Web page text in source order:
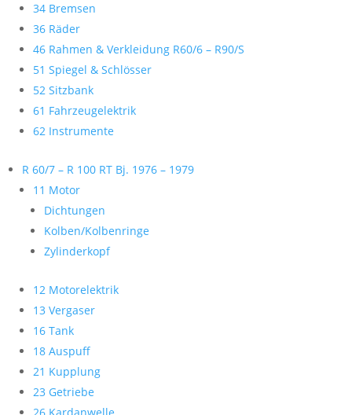
34 Bremsen
36 Räder
46 Rahmen & Verkleidung R60/6 – R90/S
51 Spiegel & Schlösser
52 Sitzbank
61 Fahrzeugelektrik
62 Instrumente
R 60/7 – R 100 RT Bj. 1976 – 1979
11 Motor
Dichtungen
Kolben/Kolbenringe
Zylinderkopf
12 Motorelektrik
13 Vergaser
16 Tank
18 Auspuff
21 Kupplung
23 Getriebe